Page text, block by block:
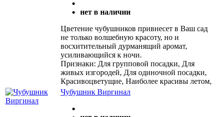
нет в наличии
Цветение чубушников привнесет в Ваш сад
не только волшебную красоту, но и
восхитительный дурманящий аромат,
усиливающийся к ночи.
Признаки: Для групповой посадки, Для
живых изгородей, Для одиночной посадки,
Красивоцветущие, Наиболее красивы летом,
Чубушник Виргинал